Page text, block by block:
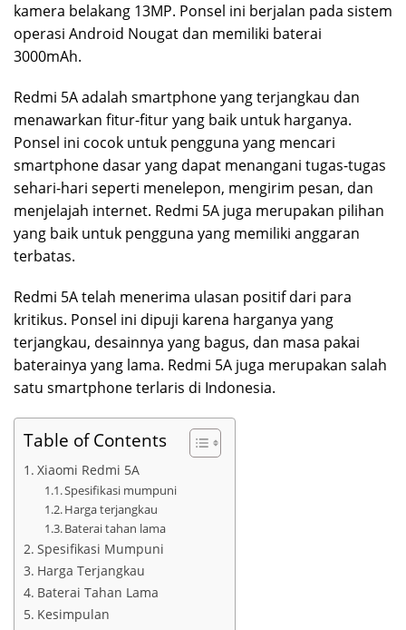
kamera belakang 13MP. Ponsel ini berjalan pada sistem
operasi Android Nougat dan memiliki baterai
3000mAh.
Redmi 5A adalah smartphone yang terjangkau dan
menawarkan fitur-fitur yang baik untuk harganya.
Ponsel ini cocok untuk pengguna yang mencari
smartphone dasar yang dapat menangani tugas-tugas
sehari-hari seperti menelepon, mengirim pesan, dan
menjelajah internet. Redmi 5A juga merupakan pilihan
yang baik untuk pengguna yang memiliki anggaran
terbatas.
Redmi 5A telah menerima ulasan positif dari para
kritikus. Ponsel ini dipuji karena harganya yang
terjangkau, desainnya yang bagus, dan masa pakai
baterainya yang lama. Redmi 5A juga merupakan salah
satu smartphone terlaris di Indonesia.
Table of Contents
Xiaomi Redmi 5A
Spesifikasi mumpuni
Harga terjangkau
Baterai tahan lama
Spesifikasi Mumpuni
Harga Terjangkau
Baterai Tahan Lama
Kesimpulan